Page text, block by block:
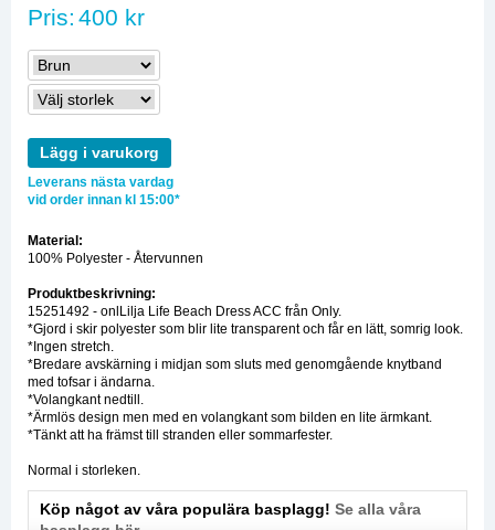
Pris: 400 kr
Lägg i varukorg
Leverans nästa vardag
vid order innan kl 15:00*
Material:
100% Polyester - Återvunnen
Produktbeskrivning:
15251492 - onlLilja Life Beach Dress ACC från Only.
*Gjord i skir polyester som blir lite transparent och får en lätt, somrig look.
*Ingen stretch.
*Bredare avskärning i midjan som sluts med genomgående knytband
med tofsar i ändarna.
*Volangkant nedtill.
*Ärmlös design men med en volangkant som bilden en lite ärmkant.
*Tänkt att ha främst till stranden eller sommarfester.
Normal i storleken.
Köp något av våra populära basplagg! Se alla våra